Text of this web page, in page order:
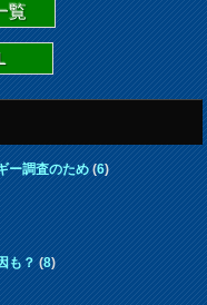
覧
Ｌ
ー調査のため(6)
も？(8)